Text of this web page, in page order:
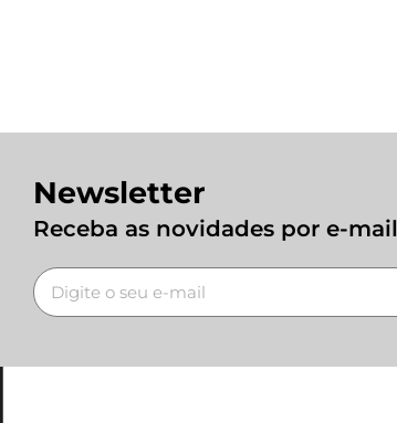
Newsletter
Receba as novidades por e-mail